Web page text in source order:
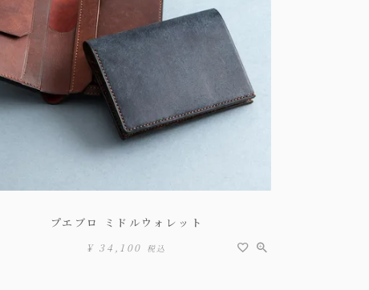
プエブロ ミドルウォレット
¥ 34,100 税込